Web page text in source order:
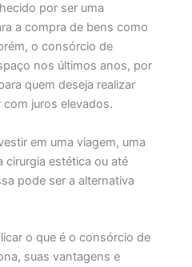
por ser uma
a compra de bens como
o consórcio de
nos últimos anos, por
quem deseja realizar
juros elevados.
em uma viagem, uma
cirurgia estética ou até
pode ser a alternativa
o que é o consórcio de
suas vantagens e